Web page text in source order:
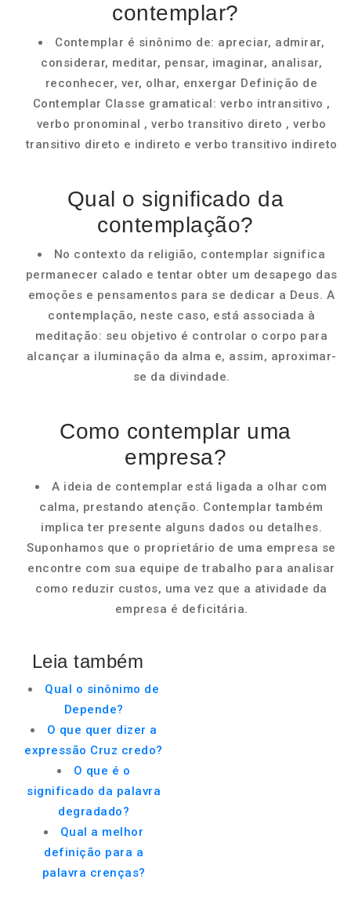
contemplar?
Contemplar é sinônimo de: apreciar, admirar,
considerar, meditar, pensar, imaginar, analisar,
reconhecer, ver, olhar, enxergar Definição de
Contemplar Classe gramatical: verbo intransitivo ,
verbo pronominal , verbo transitivo direto , verbo
transitivo direto e indireto e verbo transitivo indireto
Qual o significado da
contemplação?
No contexto da religião, contemplar significa
permanecer calado e tentar obter um desapego das
emoções e pensamentos para se dedicar a Deus. A
contemplação, neste caso, está associada à
meditação: seu objetivo é controlar o corpo para
alcançar a iluminação da alma e, assim, aproximar-
se da divindade.
Como contemplar uma
empresa?
A ideia de contemplar está ligada a olhar com
calma, prestando atenção. Contemplar também
implica ter presente alguns dados ou detalhes.
Suponhamos que o proprietário de uma empresa se
encontre com sua equipe de trabalho para analisar
como reduzir custos, uma vez que a atividade da
empresa é deficitária.
Leia também
Qual o sinônimo de
Depende?
O que quer dizer a
expressão Cruz credo?
O que é o
significado da palavra
degradado?
Qual a melhor
definição para a
palavra crenças?